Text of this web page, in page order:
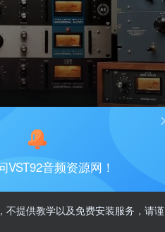
VST92音频资源网！
不提供教学以及免费安装服务，请谨